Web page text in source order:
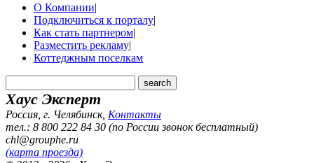
О Компании|
Подключиться к порталу|
Как стать партнером|
Разместить рекламу|
Коттеджным поселкам
Хаус Эксперт
Россия, г. Челябинск, Контакты
тел.: 8 800 222 84 30 (по России звонок бесплатный)
chl@grouphe.ru
(карта проезда)